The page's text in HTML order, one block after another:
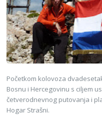
Početkom kolovoza
Bosnu i Hercegovinu s ciljem
četverodnevnog putovanja i
Hogar Strašni.